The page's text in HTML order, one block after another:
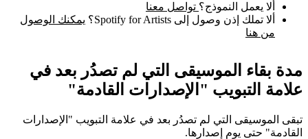
ألا يعمل النموذج؟ تواصل معنا
ألا تملك إذن وصول إلى Spotify for Artists؟
يمكنك الوصول
من هنا
مدة بقاء الموسيقى التي لم تصدُر بعد في
علامة التبويب "الإصدارات القادمة"
تبقى الموسيقى التي لم تصدُر بعد في علامة التبويب "الإصدارات
القادمة" حتى يوم إصدارها.